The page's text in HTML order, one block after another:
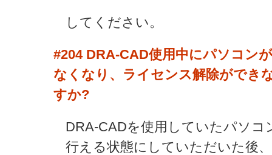
してください。
#204DRA-CAD使用中にパソコン
なくなり、ライセンス解除ができ
すか?
DRA-CADを使用していたパソ
行える状態にしていただいた後